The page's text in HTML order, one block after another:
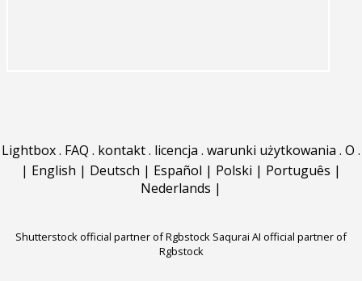
Lightbox. FAQ . kontakt. licencja . warunki użytkowania . O .
| English | Deutsch | Español | Polski | Português |
Nederlands |
Shutterstock official partner of Rgbstock Saqurai AI official partner of
Rgbstock